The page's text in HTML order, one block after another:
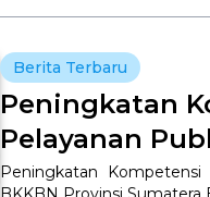
Berita Terbaru
Peningkatan
Pelayanan
Peningkatan